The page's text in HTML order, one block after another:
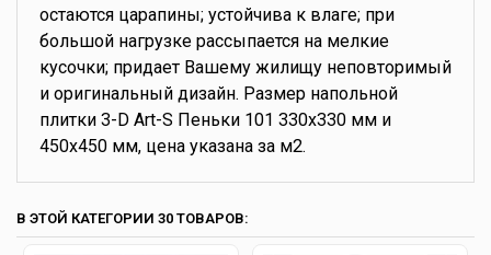
остаются царапины; устойчива к влаге; при
большой нагрузке рассыпается на мелкие
кусочки; придает Вашему жилищу неповторимый
и оригинальный дизайн. Размер напольной
плитки 3-D Art-S Пеньки 101 330х330 мм и
450х450 мм, цена указана за м2.
В ЭТОЙ КАТЕГОРИИ 30 ТОВАРОВ: